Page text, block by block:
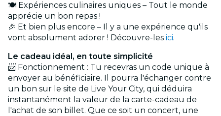
🍽️ Expériences culinaires uniques – Tout le monde
apprécie un bon repas !
🎉 Et bien plus encore – Il y a une expérience qu'ils
vont absolument adorer ! Découvre-les ici.
Le cadeau idéal, en toute simplicité
📨 Fonctionnement : Tu recevras un code unique à
envoyer au bénéficiaire. Il pourra l'échanger contre
un bon sur le site de Live Your City, qui déduira
instantanément la valeur de la carte-cadeau de
l'achat de son billet. Que ce soit un concert, une